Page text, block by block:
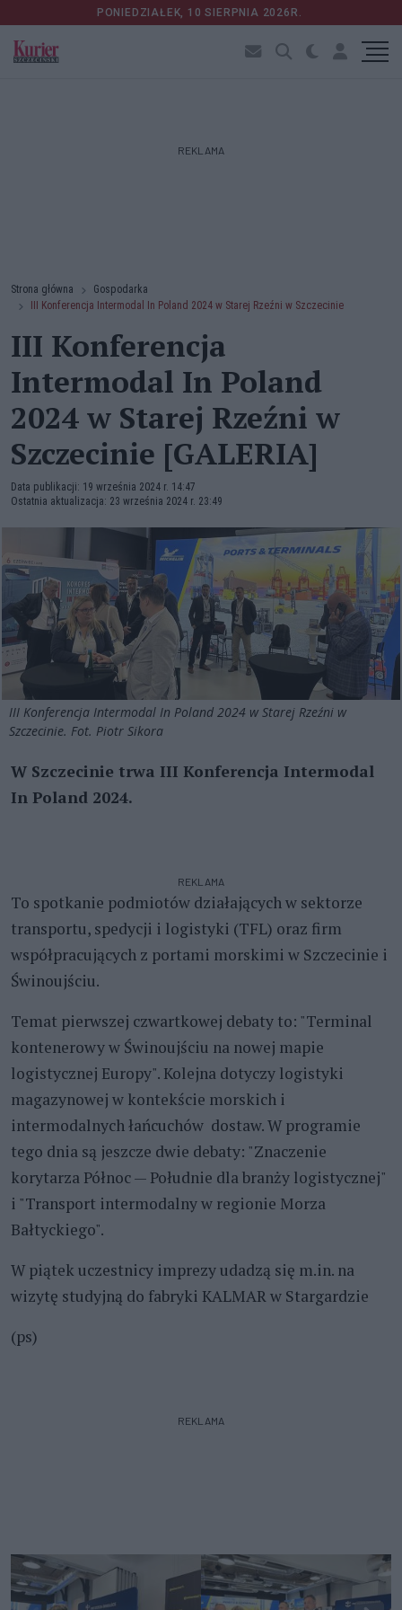
PONIEDZIAŁEK, 10 SIERPNIA 2026R.
REKLAMA
Strona główna
Gospodarka
III Konferencja Intermodal In Poland 2024 w Starej Rzeźni w Szczecinie
III Konferencja
Intermodal In Poland
2024 w Starej Rzeźni w
Szczecinie [GALERIA]
Data publikacji: 19 września 2024 r. 14:47
Ostatnia aktualizacja: 23 września 2024 r. 23:49
III Konferencja Intermodal In Poland 2024 w Starej Rzeźni w
Szczecinie. Fot. Piotr Sikora
W Szczecinie trwa III Konferencja Intermodal
In Poland 2024.
REKLAMA
To spotkanie podmiotów działających w sektorze
transportu, spedycji i logistyki (TFL) oraz firm
współpracujących z portami morskimi w Szczecinie i
Świnoujściu.
Temat pierwszej czwartkowej debaty to: "Terminal
kontenerowy w Świnoujściu na nowej mapie
logistycznej Europy". Kolejna dotyczy logistyki
magazynowej w kontekście morskich i
intermodalnych łańcuchów dostaw. W programie
tego dnia są jeszcze dwie debaty: "Znaczenie
korytarza Północ — Południe dla branży logistycznej"
i "Transport intermodalny w regionie Morza
Bałtyckiego".
W piątek uczestnicy imprezy udadzą się m.in. na
wizytę studyjną do fabryki KALMAR w Stargardzie
(ps)
REKLAMA